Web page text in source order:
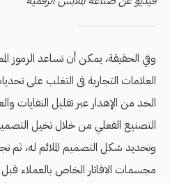
وفي الحقيقة، يمكن أن تساعد الرموز
العلامات التجارية فى التغلب على
الحد من الإهدار عبر تقليل النفايات
التصنيع الفعلي من خلال تخيل
وتحديد شكل التصميم الملائم له، ثم
مجسمات الافاتار الخاص بالعملاء